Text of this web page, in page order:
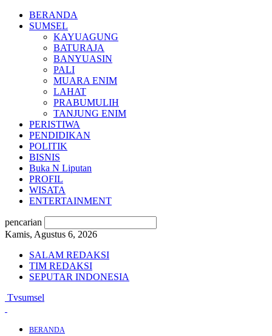
BERANDA
SUMSEL
KAYUAGUNG
BATURAJA
BANYUASIN
PALI
MUARA ENIM
LAHAT
PRABUMULIH
TANJUNG ENIM
PERISTIWA
PENDIDIKAN
POLITIK
BISNIS
Buka N Liputan
PROFIL
WISATA
ENTERTAINMENT
pencarian
Kamis, Agustus 6, 2026
SALAM REDAKSI
TIM REDAKSI
SEPUTAR INDONESIA
Tvsumsel
BERANDA